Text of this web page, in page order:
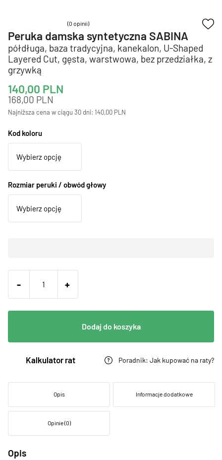
(0 opinii)
Peruka damska syntetyczna SABINA
półdługa, baza tradycyjna, kanekalon, U-Shaped
Layered Cut, gęsta, warstwowa, bez przedziałka, z
grzywką
168,00 PLN
140,00 PLN
Najniższa cena w ciągu 30 dni: 140,00 PLN
Kod koloru
Rozmiar peruki / obwód głowy
- +
Dodaj do koszyka
Kalkulator rat Poradnik: Jak kupować na raty?
Opis Informacje dodatkowe
Opinie (0)
Opis